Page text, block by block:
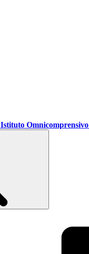
Istituto Omnicomprensivo